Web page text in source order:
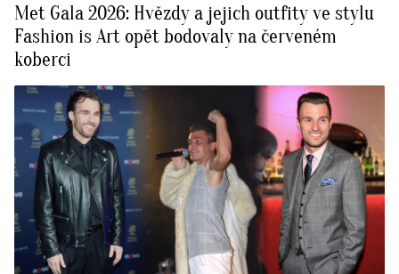
Met Gala 2026: Hvězdy a jejich outfity ve stylu
Fashion is Art opět bodovaly na červeném
koberci